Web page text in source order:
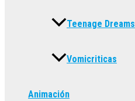
Teenage Dreams
Vomicriticas
Animación